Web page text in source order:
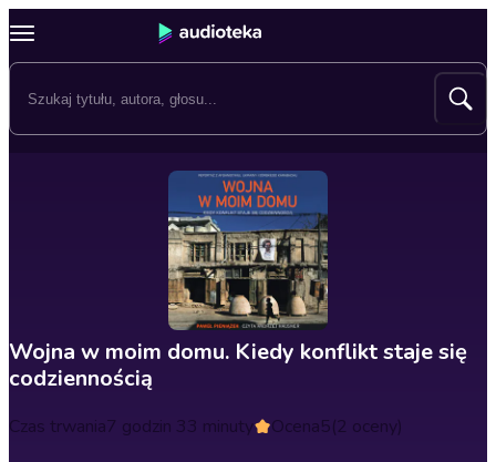
Wojna w moim domu. Kiedy konflikt staje się
codziennością
Czas trwania7 godzin 33 minuty Ocena5(2 oceny)